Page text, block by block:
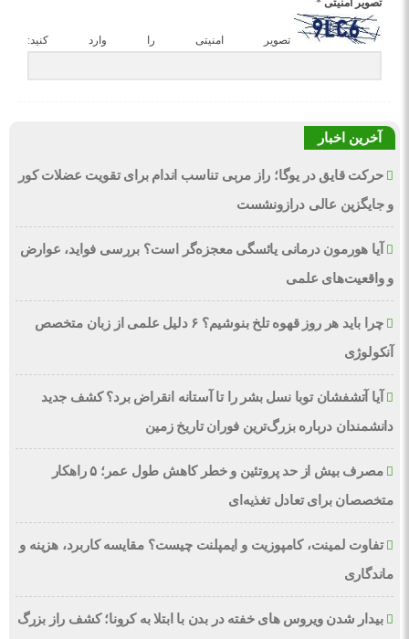
تصویر امنیتی *
تصویر امنیتی را وارد کنید:
آخرین اخبار
حرکت قایق در یوگا؛ راز مربی تناسب اندام برای تقویت عضلات کور
و جایگزین عالی درازونشست
آیا هورمون درمانی یائسگی معجزه‌گر است؟ بررسی فواید، عوارض
و واقعیت‌های علمی
چرا باید هر روز قهوه تلخ بنوشیم؟ ۶ دلیل علمی از زبان متخصص
آنکولوژی
آیا آتشفشان توبا نسل بشر را تا آستانه انقراض برد؟ کشف جدید
دانشمندان درباره بزرگ‌ترین فوران تاریخ زمین
مصرف بیش از حد پروتئین و خطر کاهش طول عمر؛ ۵ راهکار
متخصصان برای تعادل تغذیه‌ای
تفاوت لمینت، کامپوزیت و ایمپلنت چیست؟ مقایسه کاربرد، هزینه و
ماندگاری
بیدار شدن ویروس‌ های خفته در بدن با ابتلا به کرونا؛ کشف راز بزرگ